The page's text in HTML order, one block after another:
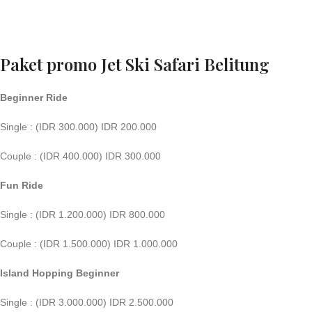
Paket promo Jet Ski Safari Belitung
Beginner Ride
Single : (IDR 300.000) IDR 200.000
Couple : (IDR 400.000) IDR 300.000
Fun Ride
Single : (IDR 1.200.000) IDR 800.000
Couple : (IDR 1.500.000) IDR 1.000.000
Island Hopping Beginner
Single : (IDR 3.000.000) IDR 2.500.000